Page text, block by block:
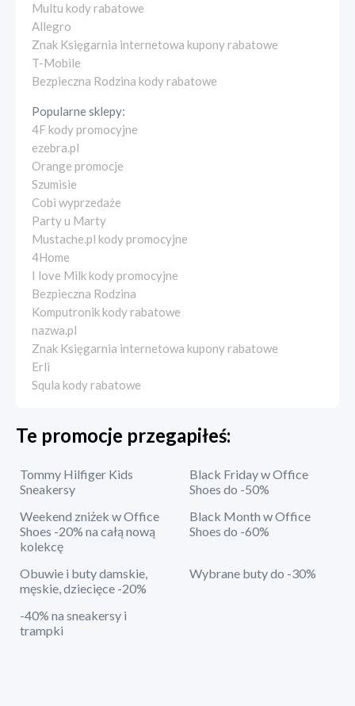
Multu kody rabatowe
Allegro
Znak Księgarnia internetowa kupony rabatowe
T-Mobile
Bezpieczna Rodzina kody rabatowe
Popularne sklepy:
4F kody promocyjne
ezebra.pl
Orange promocje
Szumisie
Cobi wyprzedaże
Party u Marty
Mustache.pl kody promocyjne
4Home
I love Milk kody promocyjne
Bezpieczna Rodzina
Komputronik kody rabatowe
nazwa.pl
Znak Księgarnia internetowa kupony rabatowe
Erli
Squla kody rabatowe
Te promocje przegapiłeś:
Tommy Hilfiger Kids
Sneakersy
Black Friday w Office
Shoes do -50%
Weekend zniżek w Office
Shoes -20% na całą nową
kolekcę
Black Month w Office
Shoes do -60%
Obuwie i buty damskie,
męskie, dziecięce -20%
Wybrane buty do -30%
-40% na sneakersy i
trampki